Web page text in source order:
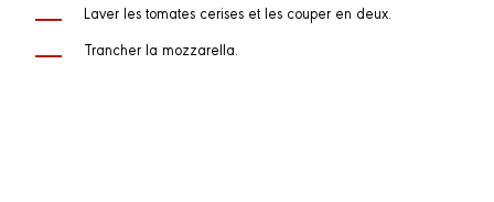
Laver les tomates cerises et les couper en deux.
Trancher la mozzarella.